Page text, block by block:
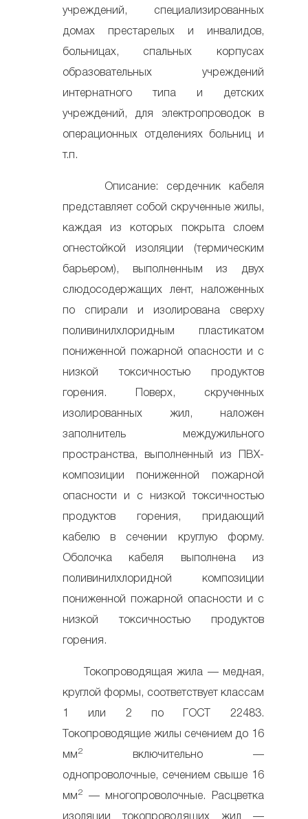
учреждений, специализированных
домах престарелых и инвалидов,
больницах, спальных корпусах
образовательных учреждений
интернатного типа и детских
учреждений, для электропроводок в
операционных отделениях больниц и
т.п.
Описание: сердечник кабеля
представляет собой скрученные жилы,
каждая из которых покрыта слоем
огнестойкой изоляции (термическим
барьером), выполненным из двух
слюдосодержащих лент, наложенных
по спирали и изолирована сверху
поливинилхлоридным пластикатом
пониженной пожарной опасности и с
низкой токсичностью продуктов
горения. Поверх, скрученных
изолированных жил, наложен
заполнитель междужильного
пространства, выполненный из ПВХ-
композиции пониженной пожарной
опасности и с низкой токсичностью
продуктов горения, придающий
кабелю в сечении круглую форму.
Оболочка кабеля выполнена из
поливинилхлоридной композиции
пониженной пожарной опасности и с
низкой токсичностью продуктов
горения.
Токопроводящая жила — медная,
круглой формы, соответствует классам
1 или 2 по ГОСТ 22483.
Токопроводящие жилы сечением до 16
мм 2 включительно —
однопроволочные, сечением свыше 16
мм 2 — многопроволочные. Расцветка
изоляции токопроводящих жил —